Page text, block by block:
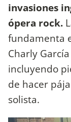
invasiones
ópera rock.
fundamenta
Charly
incluyendo
de hacer
solista.